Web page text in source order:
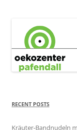
RECENT POSTS
Kräuter-Bandnudeln